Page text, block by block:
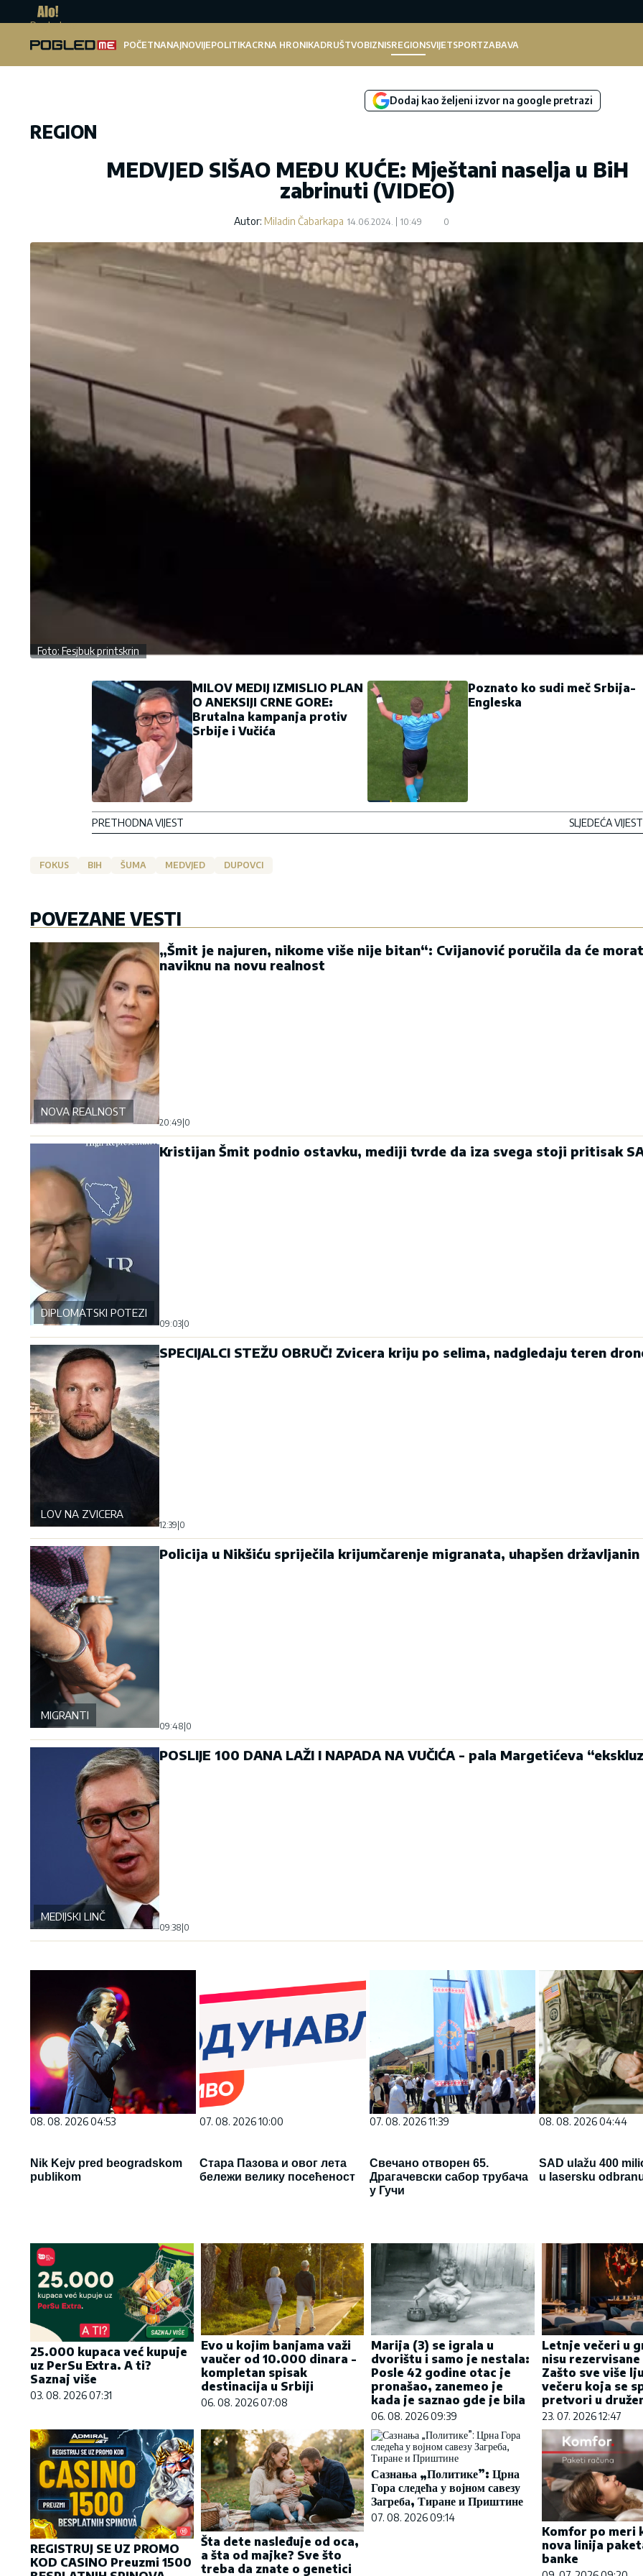
Pogled.me
POČETNANAJNOVIJEPOLITIKACRNA HRONIKADRUŠTVOBIZNISREGIONSVIJETSPORTZABAVA
Dodaj kao željeni izvor na google pretrazi
REGION
MEDVJED SIŠAO MEĐU KUĆE: Mještani naselja u BiH
zabrinuti (VIDEO)
Autor: Miladin Čabarkapa 14.06.2024. 10:49 0
Foto: Fesjbuk printskrin
MILOV MEDIJ IZMISLIO PLAN
O ANEKSIJI CRNE GORE:
Brutalna kampanja protiv
Srbije i Vučića
PRETHODNA VIJEST
Poznato ko sudi meč Srbija-
Engleska
SLJEDEĆA VIJEST
FOKUS BIH ŠUMA MEDVJED DUPOVCI
POVEZANE VESTI
NOVA REALNOST
„Šmit je najuren, nikome više nije bitan“: Cvijanović poručila da će
naviknu na novu realnost
20:49 0
DIPLOMATSKI POTEZI
Kristijan Šmit podnio ostavku, mediji tvrde da iza svega stoji pritisak
09:03 0
LOV NA ZVICERA
SPECIJALCI STEŽU OBRUČ! Zvicera kriju po selima, nadgledaju teren
12:39 0
MIGRANTI
Policija u Nikšiću spriječila krijumčarenje migranata, uhapšen državljanin
09:48 0
MEDIJSKI LINČ
POSLIJE 100 DANA LAŽI I NAPADA NA VUČIĆA - pala Margetićeva
09:38 0
08. 08. 2026 04:53
Nik Kejv pred beogradskom
publikom
07. 08. 2026 10:00
Стара Пазова и овог лета
бележи велику посећеност
07. 08. 2026 11:39
Свечано отворен 65.
Драгачевски сабор трубача
у Гучи
08. 08. 2026 04:44
SAD ulažu 400
u lasersku
25.000 kupaca već kupuje
uz PerSu Extra. A ti?
Saznaj više
03. 08. 2026 07:31
Evo u kojim banjama važi
vaučer od 10.000 dinara -
kompletan spisak
destinacija u Srbiji
06. 08. 2026 07:08
Marija (3) se igrala u
dvorištu i samo je nestala:
Posle 42 godine otac je
pronašao, zanemeo je
kada je saznao gde je bila
06. 08. 2026 09:39
Letnje večeri u
nisu
Zašto sve više
večeru koja se
pretvori u
23. 07. 2026 12:47
REGISTRUJ SE UZ PROMO
KOD CASINO Preuzmi 1500
Šta dete nasleđuje od oca,
a šta od majke? Sve što
treba da znate o genetici
Сазнања „Политике”: Црна
Гора следећа у војном савезу
Загреба, Тиране и Приштине
07. 08. 2026 09:14
Komfor po meri
nova linija
banke